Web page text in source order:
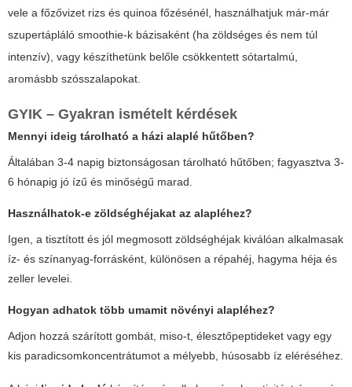
vele a főzővizet rizs és quinoa főzésénél, használhatjuk már-már
szupertápláló smoothie-k bázisaként (ha zöldséges és nem túl
intenzív), vagy készíthetünk belőle csökkentett sótartalmú,
aromásbb szósszalapokat.
GYIK – Gyakran ismételt kérdések
Mennyi ideig tárolható a házi alaplé hűtőben?
Általában 3-4 napig biztonságosan tárolható hűtőben; fagyasztva 3-
6 hónapig jó ízű és minőségű marad.
Használhatok-e zöldséghéjakat az alapléhez?
Igen, a tisztított és jól megmosott zöldséghéjak kiválóan alkalmasak
íz- és színanyag-forrásként, különösen a répahéj, hagyma héja és
zeller levelei.
Hogyan adhatok több umamit növényi alapléhez?
Adjon hozzá szárított gombát, miso-t, élesztőpeptideket vagy egy
kis paradicsomkoncentrátumot a mélyebb, húsosabb íz eléréséhez.